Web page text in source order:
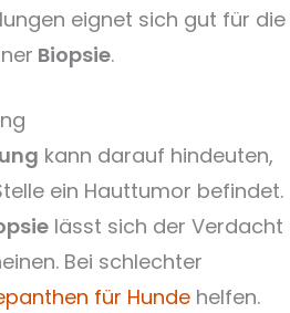
eignet sich gut für die
Biopsie.
kann darauf hindeuten,
ein Hauttumor befindet.
lässt sich der Verdacht
Bei schlechter
für Hunde helfen.